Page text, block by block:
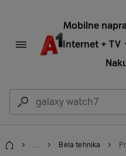
Mobilne
Internet + TV
Domov
... Bela tehnika